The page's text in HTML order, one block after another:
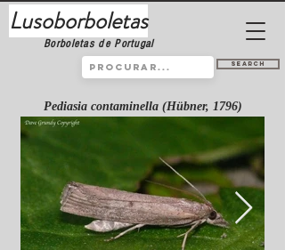
Lusoborboletas
Borboletas de Portugal
Search
Pediasia contaminella (Hübner, 1796)